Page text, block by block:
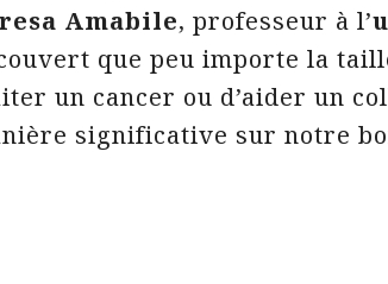
Amabile, professeur à l’
que peu importe la
un cancer ou d’aider un
significative sur notre